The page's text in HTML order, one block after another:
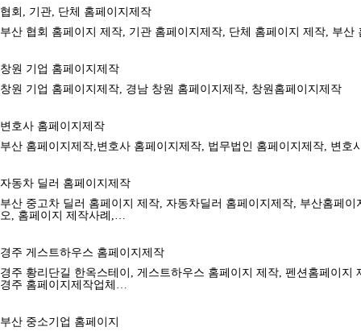
협회, 기관, 단체 홈페이지제작
부산 협회 홈페이지 제작, 기관 홈페이지제작, 단체 홈페이지 제작, 부산
창원 기업 홈페이지제작
창원 기업 홈페이지제작, 경남 창원 홈페이지제작, 창원홈페이지제작
변호사 홈페이지제작
부산 홈페이지제작,변호사 홈페이지제작, 법무법인 홈페이지제작, 변호
자동차 딜러 홈페이지제작
부산 중고차 딜러 홈페이지 제작, 자동차딜러 홈페이지제작, 부산홈페
오, 홈페이지 제작사례,…
경주 게스트하우스 홈페이지제작
경주 황리단길 한옥스테이, 게스트하우스 홈페이지 제작, 펜션홈페이지
경주 홈페이지제작업체…
부산 중소기업 홈페이지